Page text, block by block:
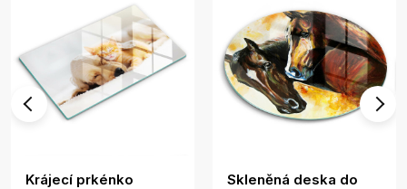
Krájecí prkénko
Skleněná deska do